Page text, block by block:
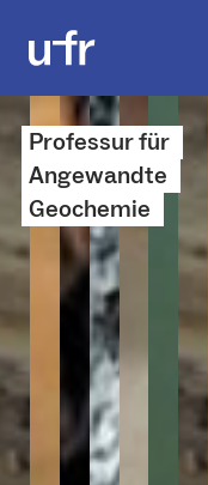
Professur für
Angewandte
Geochemie